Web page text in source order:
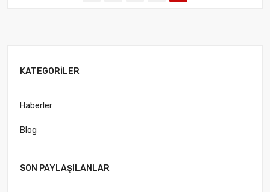
KATEGORILER
Haberler
Blog
SON PAYLAŞILANLAR